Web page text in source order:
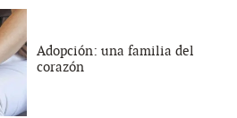
Adopción: una familia del
corazón